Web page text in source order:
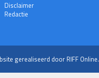
Disclaimer
Redactie
gerealiseerd door RIFF Online.